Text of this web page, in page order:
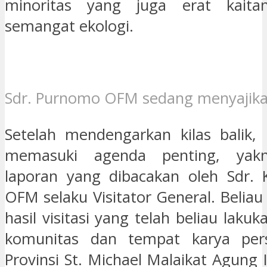
minoritas yang juga erat
semangat ekologi.
Sdr. Purnomo OFM sedang
Setelah mendengarkan kilas balik,
memasuki agenda penting,
laporan yang dibacakan oleh Sdr.
OFM selaku Visitator General.
hasil visitasi yang telah beliau
komunitas dan tempat karya
Provinsi St. Michael Malaikat Agung